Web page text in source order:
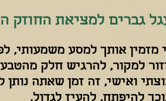
גברים למציאת החוזק
מזמין אותך למסע משמעותי,
למקור, להרגיש חלק
ואישי, זה זמן שאתה